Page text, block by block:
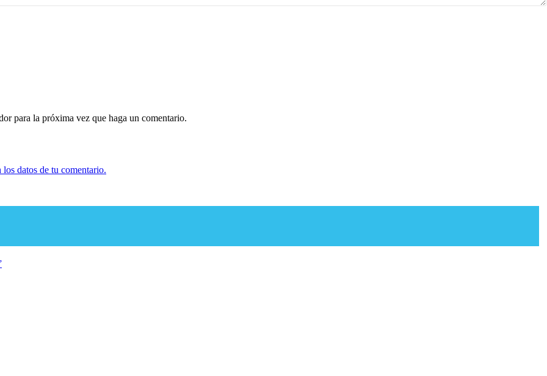
para la próxima vez que haga un comentario.
datos de tu comentario.